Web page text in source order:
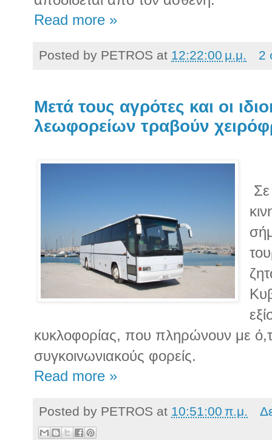
Read more »
Posted by PETROS at 12:22:00 μ.μ. 2
Μετά τους αγρότες και οι
λεωφορείων τραβούν
κυκλοφορίας, που πληρώνουν με
συγκοινωνιακούς φορείς.
Read more »
Posted by PETROS at 10:51:00 π.μ.